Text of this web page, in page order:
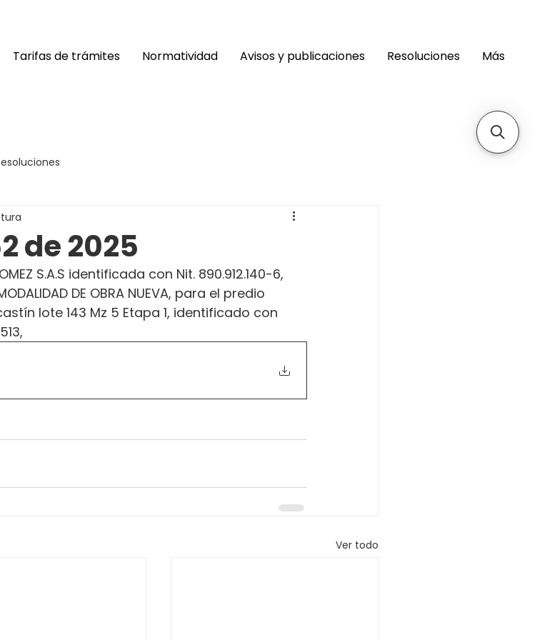
Tarifas de trámites Normatividad Avisos y publicaciones Resoluciones Más
de 2025
S.A.S identificada con Nit. 890.912.140-6,
DE OBRA NUEVA, para el predio
lote 143 Mz 5 Etapa 1, identificado con
Ver todo